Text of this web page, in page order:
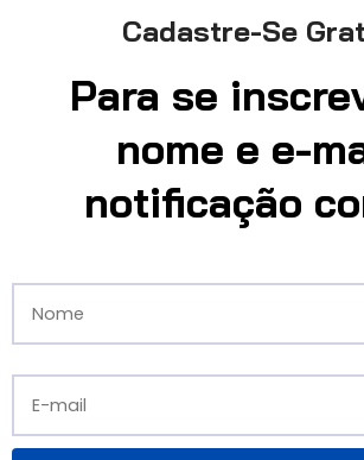
Cadastre-Se
Para se
nome e e-
notificação